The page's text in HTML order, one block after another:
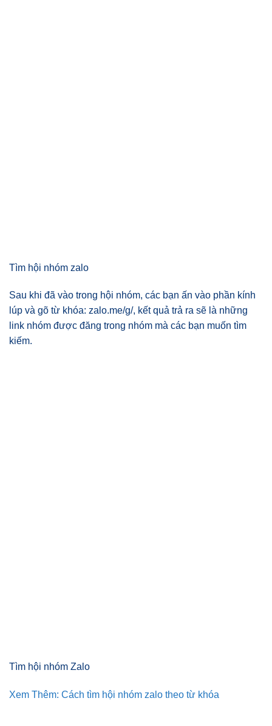
Tìm hội nhóm zalo
Sau khi đã vào trong hội nhóm, các bạn ấn vào phần kính
lúp và gõ từ khóa: zalo.me/g/, kết quả trả ra sẽ là những
link nhóm được đăng trong nhóm mà các bạn muốn tìm
kiếm.
Tìm hội nhóm Zalo
Xem Thêm: Cách tìm hội nhóm zalo theo từ khóa